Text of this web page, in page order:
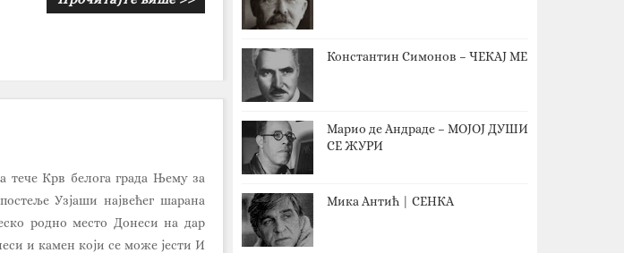
тече Крв белога града Њему за
Узјаши највећег шарана
родно место Донеси на дар
и камен који се може јести И
Константин Симонов – ЧЕКАЈ МЕ
Марио де Андраде – МОЈОЈ ДУШИ
СЕ ЖУРИ
Мика Антић | СЕНКА